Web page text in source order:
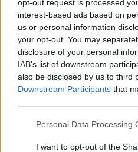
opt-out request is processed
interest-based ads based on
us or personal information
your opt-out. You may
disclosure of your personal
IAB’s list of downstream
also be disclosed by us to third
Downstream Participants that
Please note that this website/
not limited to your visit or
Personal Data Processing
I want to opt-out of the